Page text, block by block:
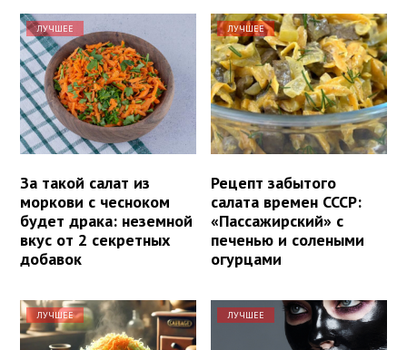
ЛУЧШЕЕ
За такой салат из
моркови с чесноком
будет драка: неземной
вкус от 2 секретных
добавок
ЛУЧШЕЕ
Рецепт забытого
салата времен СССР:
«Пассажирский» с
печенью и солеными
огурцами
ЛУЧШЕЕ ЛУЧШЕЕ